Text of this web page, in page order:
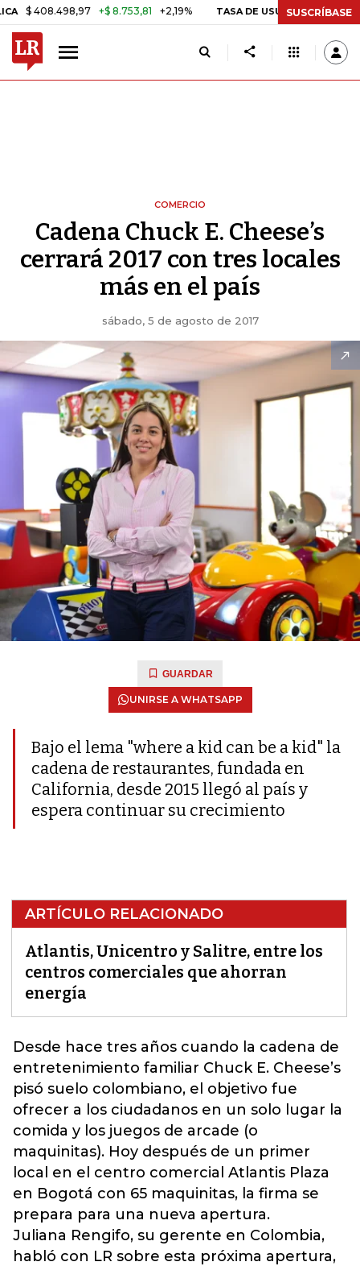
+$ 8.753,81 +2,19% TASA DE USURA CRÉDITO CONSUMO
SUSCRÍBASE
COMERCIO
Cadena Chuck E. Cheese’s
cerrará 2017 con tres locales
más en el país
sábado, 5 de agosto de 2017
GUARDAR
UNIRSE A WHATSAPP
Bajo el lema "where a kid can be a kid" la
cadena de restaurantes, fundada en
California, desde 2015 llegó al país y
espera continuar su crecimiento
ARTÍCULO RELACIONADO
Atlantis, Unicentro y Salitre, entre los
centros comerciales que ahorran
energía
Desde hace tres años cuando la cadena de
entretenimiento familiar Chuck E. Cheese’s
pisó suelo colombiano, el objetivo fue
ofrecer a los ciudadanos en un solo lugar la
comida y los juegos de arcade (o
maquinitas). Hoy después de un primer
local en el centro comercial Atlantis Plaza
en Bogotá con 65 maquinitas, la firma se
prepara para una nueva apertura.
Juliana Rengifo, su gerente en Colombia,
habló con LR sobre esta próxima apertura,